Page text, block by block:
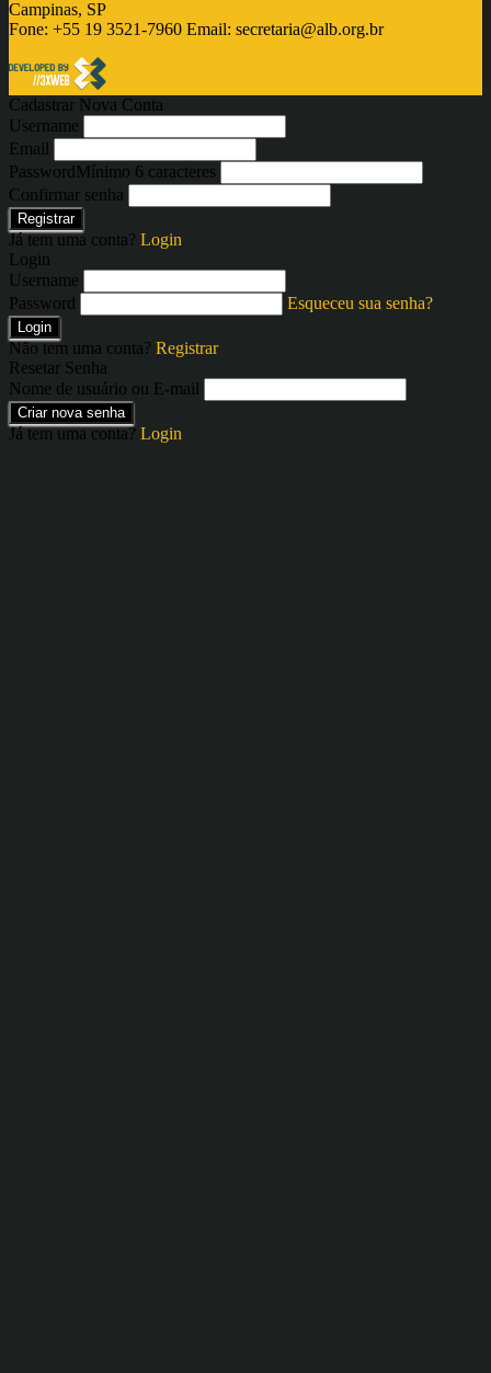
Campinas, SP
Fone: +55 19 3521-7960 Email: secretaria@alb.org.br
Cadastrar Nova Conta
Username
Email
PasswordMínimo 6 caracteres
Confirmar senha
Registrar
Já tem uma conta? Login
Login
Username
Password
Esqueceu sua senha?
Login
Não tem uma conta? Registrar
Resetar Senha
Nome de usuário ou E-mail
Criar nova senha
Já tem uma conta? Login